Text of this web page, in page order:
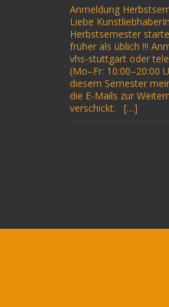
Anmeldung
Liebe
Herbstsemester
früher als üblich !!!
vhs-stuttgart oder
(Mo–Fr: 10:00–20:00
diesem Semester
die E-Mails zur
verschickt. […]